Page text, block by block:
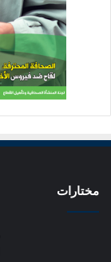
مختارات